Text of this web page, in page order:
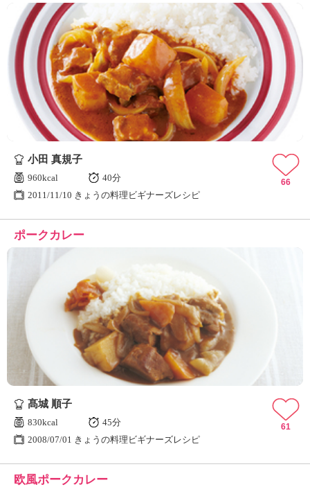
小田 真規子
960kcal
40分
2011/11/10 きょうの料理ビギナーズレシピ
66
ポークカレー
髙城 順子
830kcal
45分
2008/07/01 きょうの料理ビギナーズレシピ
61
欧風ポークカレー